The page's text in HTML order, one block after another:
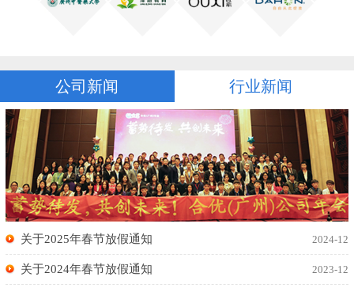
公司新闻 行业新闻
关于2025年春节放假通知 2024-12
关于2024年春节放假通知 2023-12